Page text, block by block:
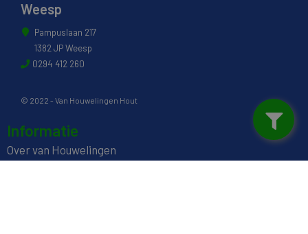
Weesp
Pampuslaan 217
1382 JP Weesp
0294 412 260
© 2022 - Van Houwelingen Hout
Informatie
Over van Houwelingen